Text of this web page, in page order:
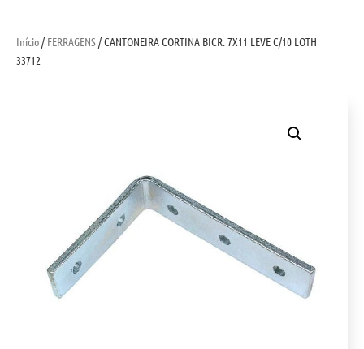
Início/ FERRAGENS/ CANTONEIRA CORTINA BICR. 7X11 LEVE C/10 LOTH
33712